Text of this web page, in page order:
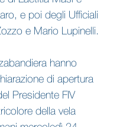
e poi degli Ufficiali
e Mario Lupinelli.
hanno
di apertura
Presidente FIV
della vela